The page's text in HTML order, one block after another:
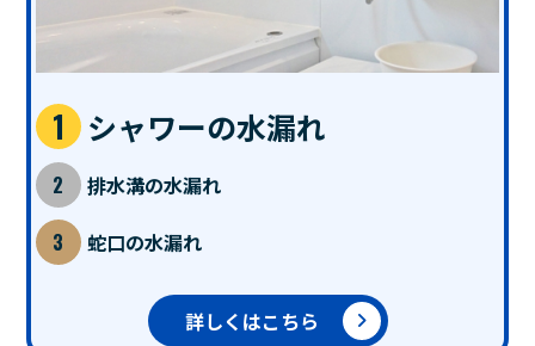
シャワーの水漏れ
排水溝の水漏れ
蛇口の水漏れ
詳しくはこちら